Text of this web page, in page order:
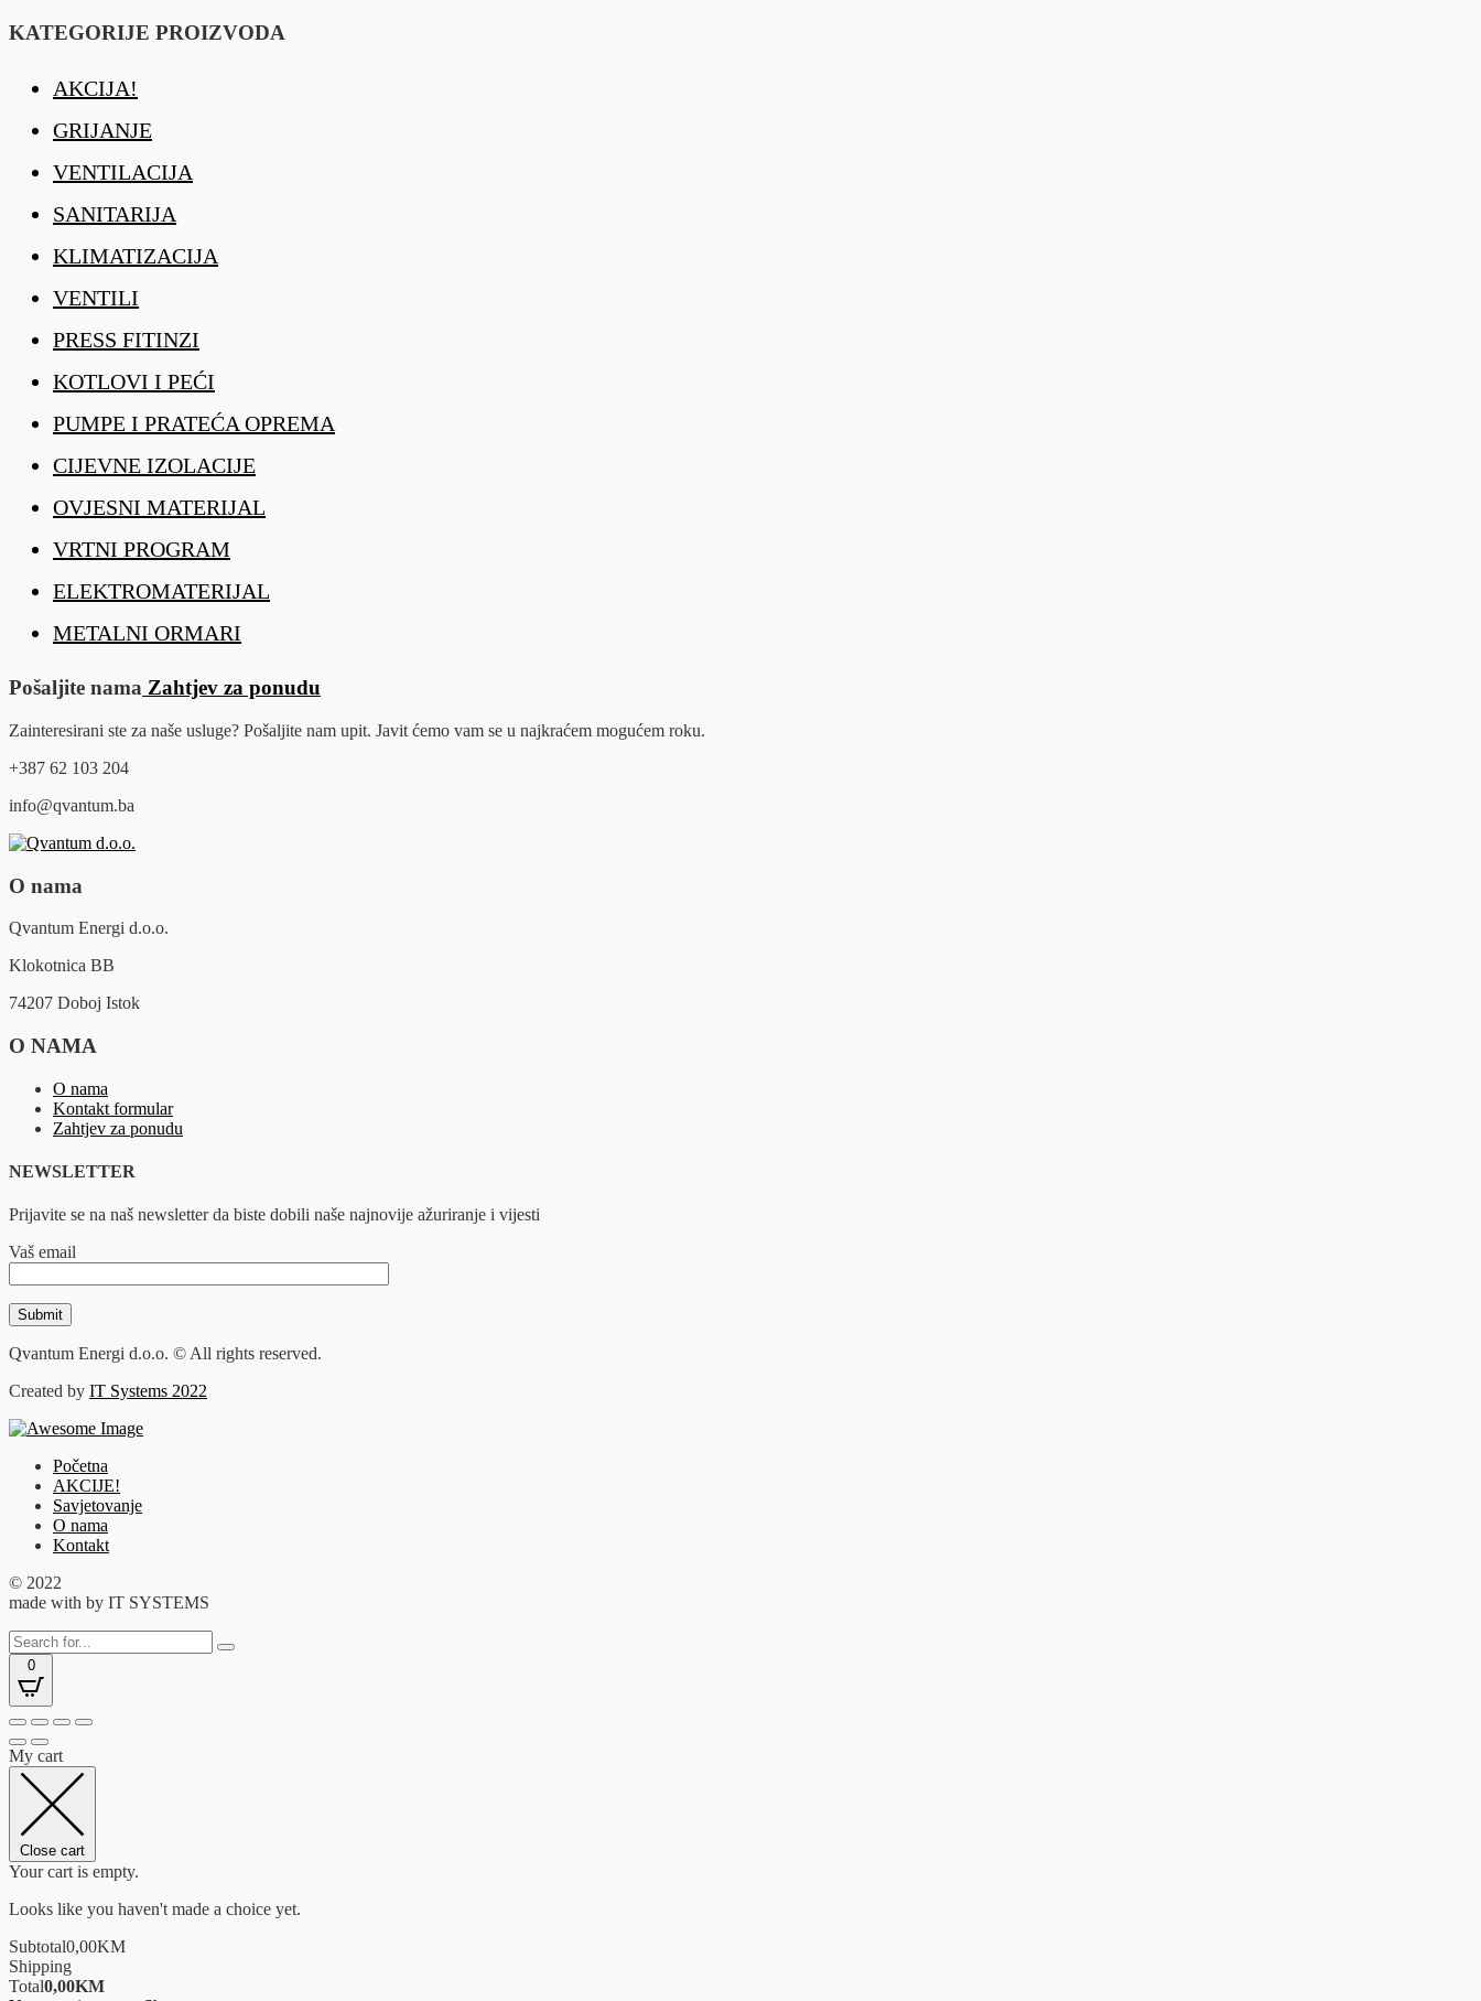
KATEGORIJE PROIZVODA
AKCIJA!
GRIJANJE
VENTILACIJA
SANITARIJA
KLIMATIZACIJA
VENTILI
PRESS FITINZI
KOTLOVI I PEĆI
PUMPE I PRATEĆA OPREMA
CIJEVNE IZOLACIJE
OVJESNI MATERIJAL
VRTNI PROGRAM
ELEKTROMATERIJAL
METALNI ORMARI
Pošaljite nama Zahtjev za ponudu
Zainteresirani ste za naše usluge? Pošaljite nam upit. Javit ćemo vam se u najkraćem mogućem roku.
+387 62 103 204
info@qvantum.ba
O nama
Qvantum Energi d.o.o.
Klokotnica BB
74207 Doboj Istok
O NAMA
O nama
Kontakt formular
Zahtjev za ponudu
NEWSLETTER
Prijavite se na naš newsletter da biste dobili naše najnovije ažuriranje i vijesti
Vaš email
Qvantum Energi d.o.o. © All rights reserved.
Created by IT Systems 2022
Početna
AKCIJE!
Savjetovanje
O nama
Kontakt
© 2022
made with by IT SYSTEMS
0
My cart
Close cart
Your cart is empty.
Looks like you haven't made a choice yet.
Subtotal0,00KM
Shipping
Total0,00KM